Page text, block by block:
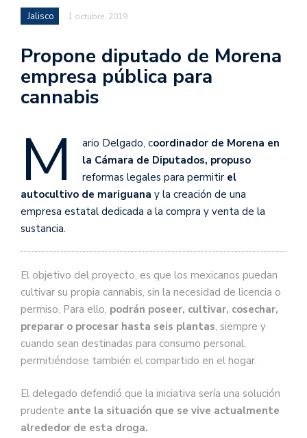
Jalisco 1 octubre, 2019
Propone diputado de Morena
empresa pública para
cannabis
M ario Delgado, coordinador de Morena en
la Cámara de Diputados, propuso
reformas legales para permitir el
autocultivo de mariguana y la creación de una
empresa estatal dedicada a la compra y venta de la
sustancia.
El objetivo del proyecto, es que los mexicanos puedan
cultivar su propia cannabis, sin la necesidad de licencia o
permiso. Para ello, podrán poseer, cultivar, cosechar,
preparar o procesar hasta seis plantas, siempre y
cuando sean destinadas para consumo personal,
permitiéndose también el compartido en el hogar.
El delegado defendió que la iniciativa sería una solución
prudente ante la situación que se vive actualmente
alrededor de esta droga.